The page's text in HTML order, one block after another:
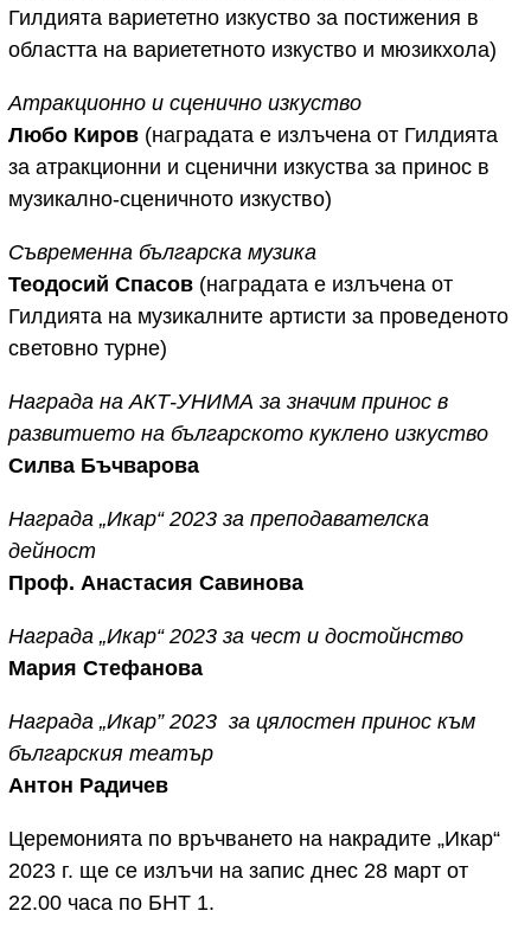
Гилдията вариететно изкуство за постижения в
областта на вариететното изкуство и мюзикхола)
Атракционно и сценично изкуство
Любо Киров (наградата е излъчена от Гилдията
за атракционни и сценични изкуства за принос в
музикално-сценичното изкуство)
Съвременна българска музика
Теодосий Спасов (наградата е излъчена от
Гилдията на музикалните артисти за проведеното
световно турне)
Награда на АКТ-УНИМА за значим принос в
развитието на българското куклено изкуство
Силва Бъчварова
Награда „Икар“ 2023 за преподавателска
дейност
Проф. Анастасия Савинова
Награда „Икар“ 2023 за чест и достойнство
Мария Стефанова
Награда „Икар” 2023 за цялостен принос към
българския театър
Антон Радичев
Церемонията по връчването на накрадите „Икар“
2023 г. ще се излъчи на запис днес 28 март от
22.00 часа по БНТ 1.